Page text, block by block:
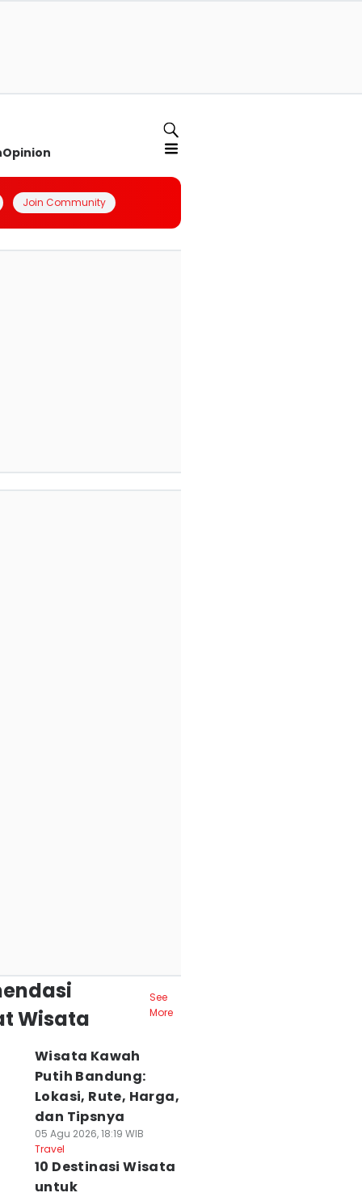
Opinion
Join Community
Wisata
See
More
Wisata Kawah
Putih Bandung:
Lokasi, Rute, Harga,
dan Tipsnya
05 Agu 2026, 18:19 WIB
Travel
10 Destinasi Wisata
untuk